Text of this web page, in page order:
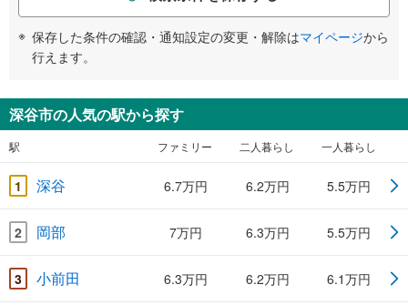
保存した条件の確認・通知設定の変更・解除はマイページから
行えます。
深谷市の人気の駅から探す
駅 ファミリー 二人暮らし 一人暮らし
1 深谷 6.7万円 6.2万円 5.5万円
2 岡部 7万円 6.3万円 5.5万円
3 小前田 6.3万円 6.2万円 6.1万円